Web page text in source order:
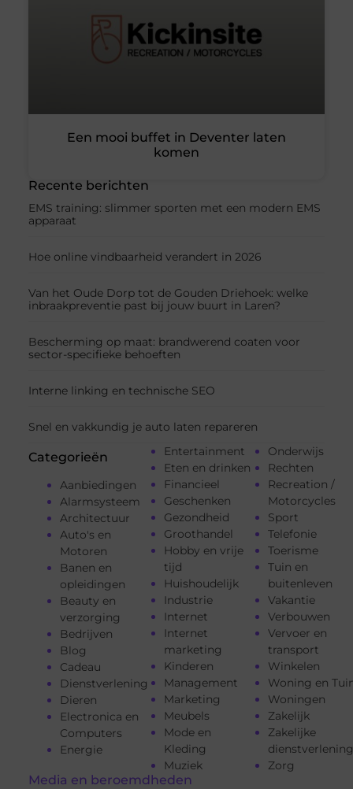
Recente berichten
EMS training: slimmer sporten met een modern EMS
apparaat
Hoe online vindbaarheid verandert in 2026
Van het Oude Dorp tot de Gouden Driehoek: welke
inbraakpreventie past bij jouw buurt in Laren?
Bescherming op maat: brandwerend coaten voor
sector-specifieke behoeften
Interne linking en technische SEO
Snel en vakkundig je auto laten repareren
Categorieën
Aanbiedingen
Alarmsysteem
Architectuur
Auto's en
Motoren
Banen en
opleidingen
Beauty en
verzorging
Bedrijven
Blog
Cadeau
Dienstverlening
Dieren
Electronica en
Computers
Energie
Entertainment
Eten en drinken
Financieel
Geschenken
Gezondheid
Groothandel
Hobby en vrije
tijd
Huishoudelijk
Industrie
Internet
Internet
marketing
Kinderen
Management
Marketing
Meubels
Mode en
Kleding
Muziek
Onderwijs
Rechten
Recreation /
Motorcycles
Sport
Telefonie
Toerisme
Tuin en
buitenleven
Vakantie
Verbouwen
Vervoer en
transport
Winkelen
Woning en
Woningen
Zakelijk
Zakelijke
Zorg
Media en beroemdheden
Een mooi buffet in Deventer laten
komen